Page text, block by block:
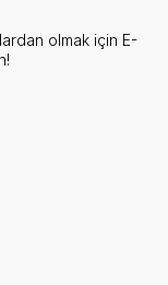
olmak için E-